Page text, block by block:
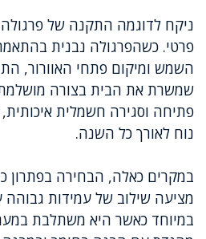
ניקח לדוגמה התקנה של
פרטי. כשהפרגולה נבנית
השמש ומיקום פתחי האוורור,
שמשרת את הבית בצורה
פתיחה וסגירה חשמלית
נוח לאורך כל השנה.
במקרים כאלה, הבחירה בפתרון
מציעה שילוב של עמידות גבוהה
במיוחד כאשר היא משתלבת